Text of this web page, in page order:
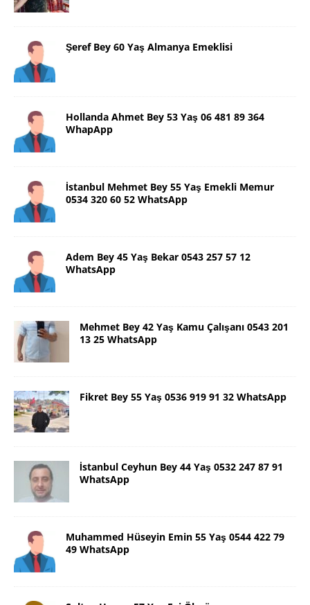
Şeref Bey 60 Yaş Almanya Emeklisi
Hollanda Ahmet Bey 53 Yaş 06 481 89 364
WhapApp
İstanbul Mehmet Bey 55 Yaş Emekli Memur
0534 320 60 52 WhatsApp
Adem Bey 45 Yaş Bekar 0543 257 57 12
WhatsApp
Mehmet Bey 42 Yaş Kamu Çalışanı 0543 201
13 25 WhatsApp
Fikret Bey 55 Yaş 0536 919 91 32 WhatsApp
İstanbul Ceyhun Bey 44 Yaş 0532 247 87 91
WhatsApp
Muhammed Hüseyin Emin 55 Yaş 0544 422 79
49 WhatsApp